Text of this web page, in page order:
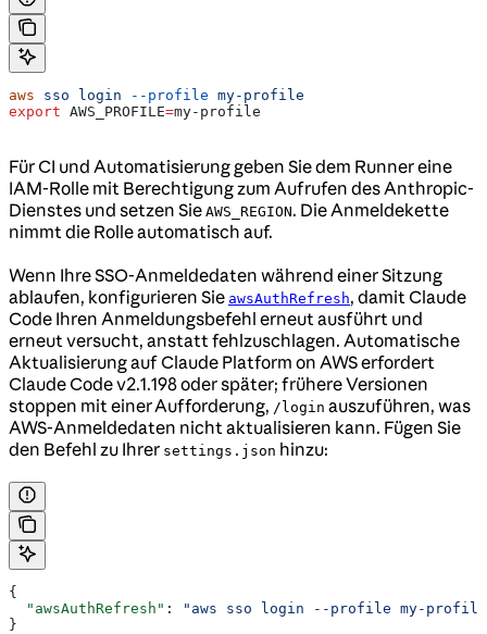
aws sso login --profile my-profile
export AWS_PROFILE=my-profile
Für CI und Automatisierung geben Sie dem Runner eine
IAM-Rolle mit Berechtigung zum Aufrufen des Anthropic-
Dienstes und setzen Sie AWS_REGION. Die Anmeldekette
nimmt die Rolle automatisch auf.
Wenn Ihre SSO-Anmeldedaten während einer Sitzung
ablaufen, konfigurieren Sie awsAuthRefresh, damit Claude
Code Ihren Anmeldungsbefehl erneut ausführt und
erneut versucht, anstatt fehlzuschlagen. Automatische
Aktualisierung auf Claude Platform on AWS erfordert
Claude Code v2.1.198 oder später; frühere Versionen
stoppen mit einer Aufforderung, /login auszuführen, was
AWS-Anmeldedaten nicht aktualisieren kann. Fügen Sie
den Befehl zu Ihrer settings.json hinzu:
{
  "awsAuthRefresh"
:
"aws sso login --profile my-
}